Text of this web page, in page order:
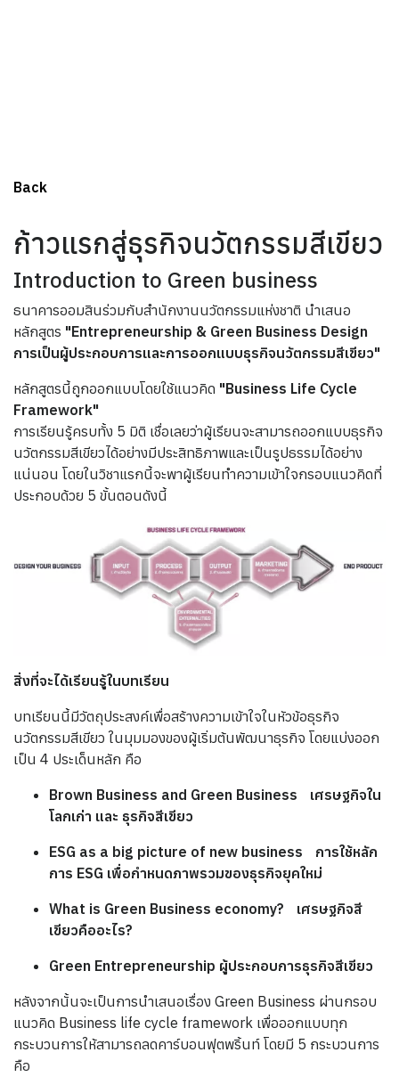
Back
ก้าวแรกสู่ธุรกิจนวัตกรรมสีเขียว
Introduction to Green business
ธนาคารออมสินร่วมกับสำนักงานนวัตกรรมแห่งชาติ นำเสนอ
หลักสูตร "Entrepreneurship & Green Business Design
การเป็นผู้ประกอบการและการออกแบบธุรกิจนวัตกรรมสีเขียว"
หลักสูตรนี้ถูกออกแบบโดยใช้แนวคิด "Business Life Cycle
Framework"
การเรียนรู้ครบทั้ง 5 มิติ เชื่อเลยว่าผู้เรียนจะสามารถออกแบบธุรกิจ
นวัตกรรมสีเขียวได้อย่างมีประสิทธิภาพและเป็นรูปธรรมได้อย่าง
แน่นอน โดยในวิชาแรกนี้จะพาผู้เรียนทำความเข้าใจกรอบแนวคิดที่
ประกอบด้วย 5 ขั้นตอนดังนี้
สิ่งที่จะได้เรียนรู้ในบทเรียน
บทเรียนนี้มีวัตถุประสงค์เพื่อสร้างความเข้าใจในหัวข้อธุรกิจ
นวัตกรรมสีเขียว ในมุมมองของผู้เริ่มต้นพัฒนาธุรกิจ โดยแบ่งออก
เป็น 4 ประเด็นหลัก คือ
Brown Business and Green Business เศรษฐกิจใน
โลกเก่า และ ธุรกิจสีเขียว
ESG as a big picture of new business การใช้หลัก
การ ESG เพื่อกำหนดภาพรวมของธุรกิจยุคใหม่
What is Green Business economy? เศรษฐกิจสี
เขียวคืออะไร?
Green Entrepreneurship ผู้ประกอบการธุรกิจสีเขียว
หลังจากนั้นจะเป็นการนำเสนอเรื่อง Green Business ผ่านกรอบ
แนวคิด Business life cycle framework เพื่อออกแบบทุก
กระบวนการให้สามารถลดคาร์บอนฟุตพริ้นท์ โดยมี 5 กระบวนการ
คือ